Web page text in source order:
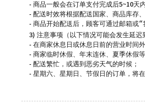
- 商品一般会在订单支付完成后5~10天内
- 配送时效将根据配送国家、商品库存
- 商品开始配送后，顾客可通过邮箱或
3) 注意事项（以下情况可能会发生延迟
- 在商家休息日或休息日前的营业时间
- 商家临时休假、年末连休、夏季休假
- 配送繁忙，或遇到恶劣天气的时候；
- 星期六、星期日、节假日的订单，将